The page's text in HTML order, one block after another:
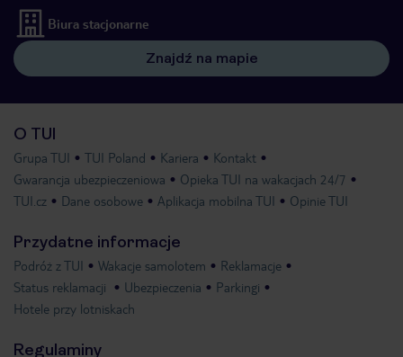
Biura stacjonarne
Znajdź na mapie
O TUI
Grupa TUI TUI Poland Kariera
Kontakt
Gwarancja ubezpieczeniowa
Opieka TUI na wakacjach 24/7
TUI.cz
Dane osobowe Aplikacja mobilna TUI Opinie TUI
Przydatne informacje
Podróż z TUI Wakacje samolotem
Reklamacje
Status reklamacji
Ubezpieczenia
Parkingi
Hotele przy lotniskach
Regulaminy